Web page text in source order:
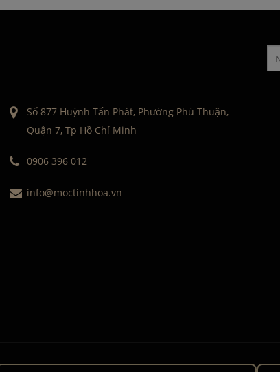
Số 877 Huỳnh Tấn Phát, Phường Phú Thuận,
Quận 7, Tp Hồ Chí Minh
0906 396 012
info@moctinhhoa.vn